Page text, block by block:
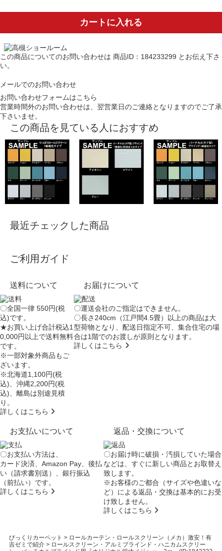
カートに入れる
この商品についてのお問い合わせは 商品ID：184233299 とお伝え下さ
い。
メールでのお問い合わせ
お問い合わせフォームはこちら
営業時間外のお問い合わせは、翌営業日のご連絡となりますのでご了承
下さいませ。
この商品を見ている人におすすめ
最近チェックした商品
ご利用ガイド
送料について
〇全国一律 550円(税
込)です。
★お買い上げ合計税込1
0,000円以上で送料無料
です。
※一部対象外商品もご
ざいます。
※北海道1,100円(税
込)、沖縄2,200円(税
込)、離島は別途見積
り。
詳しくはこちら
お届けについて
〇運送会社のご指定はできません。
〇長さ240cm（江戸間4.5畳）以上の商品は大
型荷物となり、配送日指定不可 、集合住宅の場
合は1階でのお渡しが原則となります。
詳しくはこちら
お支払いについて
〇お支払い方法は、
カード決済、Amazon Pay、後払
い（請求書別送）、銀行振込
（前払い）です。
詳しくはこちら
返品・交換について
〇お届け時に破損・汚損していた場合
などは、すぐに新しい商品とお取替え
致します。
※お客様のご都合（サイズや色違いな
ど）による返品・交換は基本的にお受
け致しません。
詳しくはこちら
びっくりカーペット > ロールカーテン・ロールスクリーン（メカ）激安！有
吉ゼミで紹介> ロールスクリーン・アルミブラインド・ハニカムスクリー